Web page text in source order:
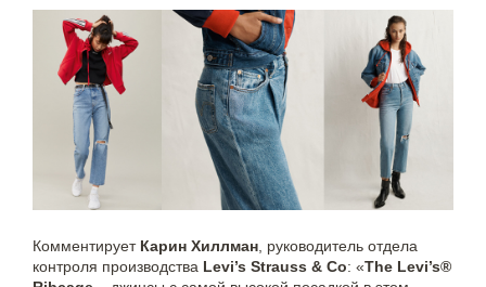
Комментирует Карин Хиллман, руководитель отдела
контроля производства Levi’s Strauss & Co: «The Levi’s®